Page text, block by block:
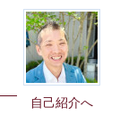
自己紹介へ